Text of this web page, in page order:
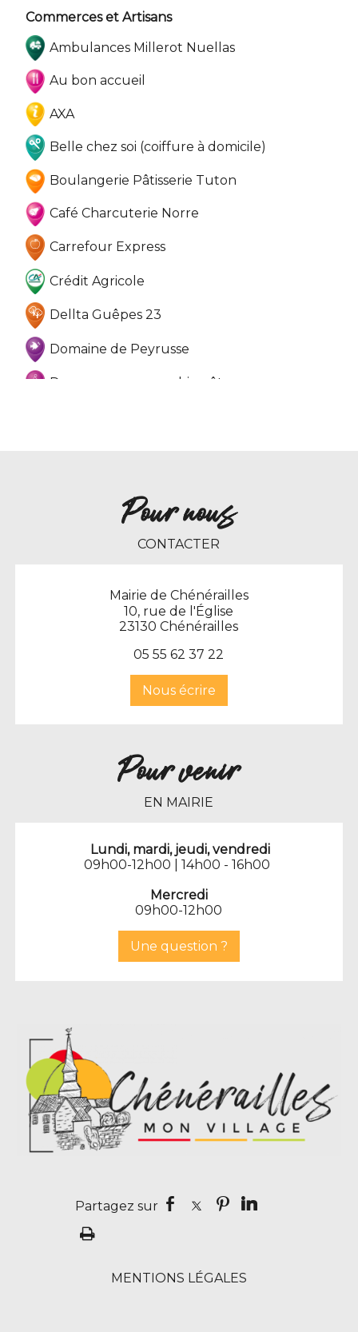
Commerces et Artisans
Ambulances Millerot Nuellas
Au bon accueil
AXA
Belle chez soi (coiffure à domicile)
Boulangerie Pâtisserie Tuton
Café Charcuterie Norre
Carrefour Express
Crédit Agricole
Dellta Guêpes 23
Domaine de Peyrusse
Dyamona massages bien être
EIRL Bruno Gomes (plomberie, électricité…)
Entreprise Kévin Chapuzet
Etang communal
Fergusson service et réparations vélos
Fromagerie Domaine du Chaussidoux
Gamm Vert
Garage LR Auto
Indépendante
Informatique pour tous
Just’ Coiff (coiffure à domicile)
La Poste
La Renaissance
Le Coq d’Or
Les trouvailles de Mama
Menuiserie Maudeux
Miel L. Castin
Pour nous
CONTACTER
Mairie de Chénérailles
10, rue de l'Église
23130 Chénérailles
05 55 62 37 22
Nous écrire
Pour venir
EN MAIRIE
Lundi, mardi, jeudi, vendredi
09h00-12h00 | 14h00 - 16h00
Mercredi
09h00-12h00
Une question ?
MENTIONS LÉGALES